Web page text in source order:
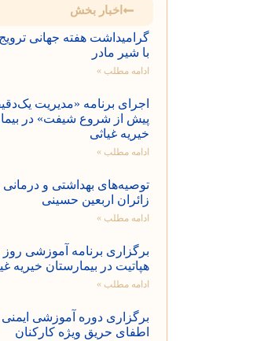
اخبار بخش
گرامیداشت هفته جهانی ترویج
با شیر مادر
ادامه مطلب »
اجرای برنامه «مدیریت
پیش از شروع شیفت» در
خیریه غیاثی
ادامه مطلب »
توصیه‌های بهداشتی و درمانی
زائران اربعین حسینی
ادامه مطلب »
برگزاری برنامه آموزشی روز
هپاتیت در بیمارستان خیریه
ادامه مطلب »
برگزاری دوره آموزشی ایمنی
اطفای حریق ویژه کارکنان